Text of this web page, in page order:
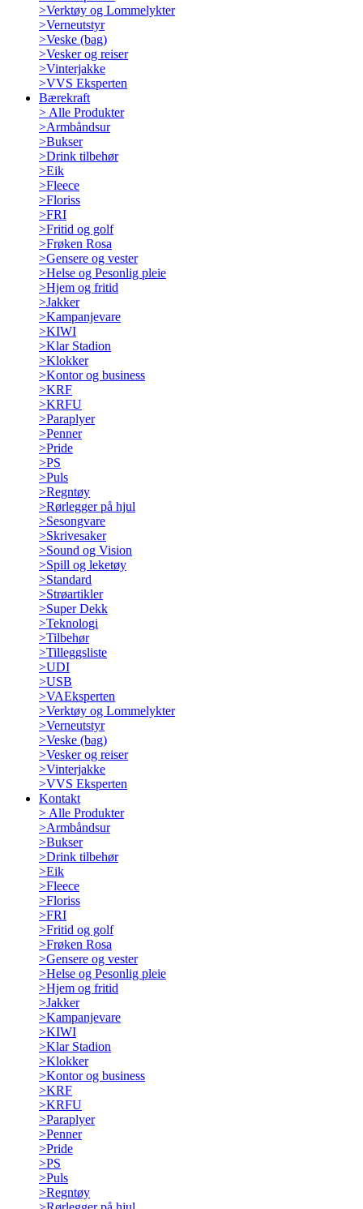
>Verktøy og Lommelykter
>Verneutstyr
>Veske (bag)
>Vesker og reiser
>Vinterjakke
>VVS Eksperten
Bærekraft
> Alle Produkter
>Armbåndsur
>Bukser
>Drink tilbehør
>Eik
>Fleece
>Floriss
>FRI
>Fritid og golf
>Frøken Rosa
>Gensere og vester
>Helse og Pesonlig pleie
>Hjem og fritid
>Jakker
>Kampanjevare
>KIWI
>Klar Stadion
>Klokker
>Kontor og business
>KRF
>KRFU
>Paraplyer
>Penner
>Pride
>PS
>Puls
>Regntøy
>Rørlegger på hjul
>Sesongvare
>Skrivesaker
>Sound og Vision
>Spill og leketøy
>Standard
>Strøartikler
>Super Dekk
>Teknologi
>Tilbehør
>Tilleggsliste
>UDI
>USB
>VAEksperten
>Verktøy og Lommelykter
>Verneutstyr
>Veske (bag)
>Vesker og reiser
>Vinterjakke
>VVS Eksperten
Kontakt
> Alle Produkter
>Armbåndsur
>Bukser
>Drink tilbehør
>Eik
>Fleece
>Floriss
>FRI
>Fritid og golf
>Frøken Rosa
>Gensere og vester
>Helse og Pesonlig pleie
>Hjem og fritid
>Jakker
>Kampanjevare
>KIWI
>Klar Stadion
>Klokker
>Kontor og business
>KRF
>KRFU
>Paraplyer
>Penner
>Pride
>PS
>Puls
>Regntøy